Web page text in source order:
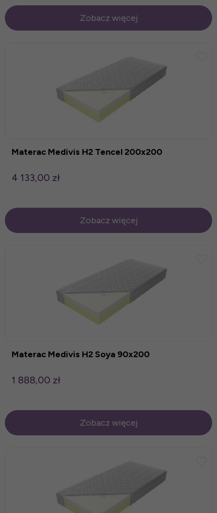
Zobacz więcej
Materac Medivis H2 Tencel 200x200
4 133,00 zł
Zobacz więcej
Materac Medivis H2 Soya 90x200
1 888,00 zł
Zobacz więcej